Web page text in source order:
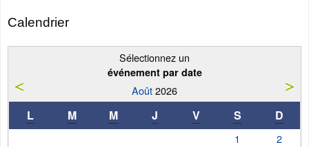
Calendrier
Sélectionnez un
événement par date
Août2026
L M M J V S D
1
2